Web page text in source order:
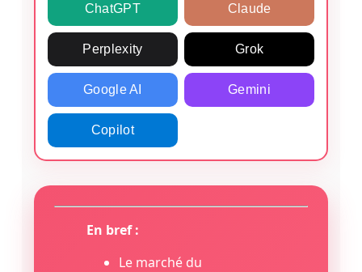
ChatGPT Claude
Perplexity Grok
Google AI Gemini
Copilot
En bref :
Le marché du